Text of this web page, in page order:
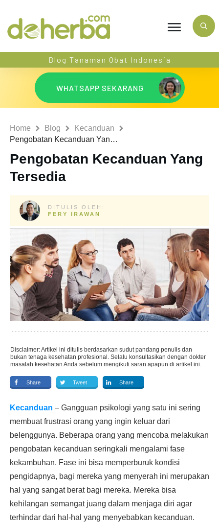
Blog Tanaman Obat Indonesia
WHATSAPP SEKARANG
Home Blog
Kecanduan
Pengobatan Kecanduan Yang Tersedia
Pengobatan Kecanduan Yang
Tersedia
DITULIS OLEH:
FERY IRAWAN
Disclaimer: Artikel ini ditulis berdasarkan sudut pandang penulis dan
bukan tenaga kesehatan profesional. Selalu konsultasikan dengan dokter
masalah kesehatan Anda sebelum mengikuti saran apapun di artikel ini.
Share Tweet Share
Kecanduan – Gangguan psikologi yang satu ini sering
membuat frustrasi orang yang ingin keluar dari
belenggunya. Beberapa orang yang mencoba melakukan
pengobatan kecanduan seringkali mengalami fase
kekambuhan. Fase ini bisa memperburuk kondisi
pengidapnya, bagi mereka yang menyerah ini merupakan
hal yang sangat berat bagi mereka. Mereka bisa
kehilangan semangat juang dalam menjaga diri agar
terhindar dari hal-hal yang menyebabkan kecanduan.